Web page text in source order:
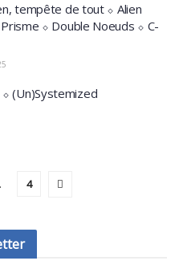
tempête de tout ⬦ Alien
⬦ Double Noeuds ⬦ C-
(Un)Systemized
4